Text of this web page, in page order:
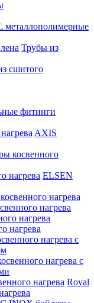
Трубы из
сшитого
фитинги
AXIS
косвенного
ELSEN
нагрева
нагрева
нагрева с
нагрева с
Royal